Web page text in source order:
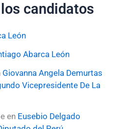
candidatos
León
Abarca León
Giovanna Angela Demurtas
Vicepresidente De La
en Eusebio Delgado